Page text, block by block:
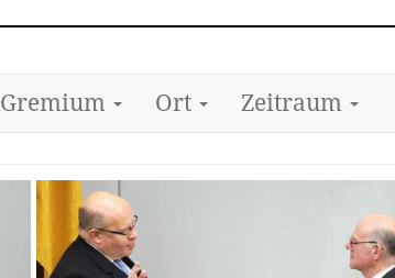
Gremium Ort Zeitraum